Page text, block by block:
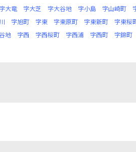
字大竜 字大芝 字大谷地 字小島 字山崎町
字旭町 字東 字東原町 字東新町 字東桜
地 字西 字西桜町 字西浦 字西町 字錦町